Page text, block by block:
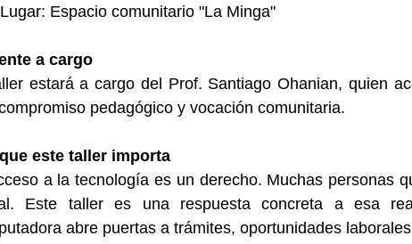
Lugar: Espacio comunitario "La Minga"
a cargo
estará a cargo del Prof. Santiago Ohanian, quien
pedagógico y vocación comunitaria.
este taller importa
a la tecnología es un derecho. Muchas personas
Este taller es una respuesta concreta a esa
abre puertas a trámites, oportunidades